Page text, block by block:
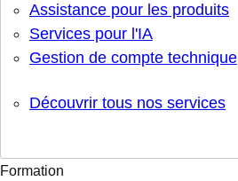
Assistance pour les produits
Services pour l'IA
Gestion de compte technique
Découvrir tous nos services
Formation